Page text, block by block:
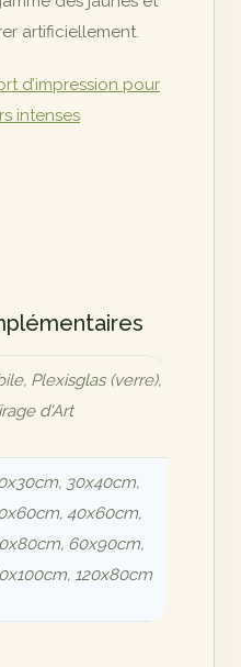
artificiellement.
d’impression pour
intenses
Plexisglas (verre),
d'Art
30x40cm,
40x60cm,
60x90cm,
120x80cm